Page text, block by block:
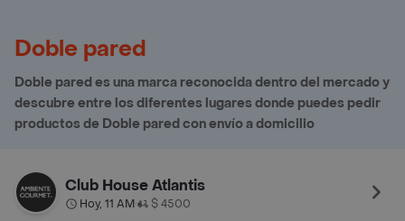
Doble pared
Doble pared es una marca reconocida dentro del mercado y
descubre entre los diferentes lugares donde puedes pedir
productos de Doble pared con envío a domicilio
Club House Atlantis
Hoy, 11 AM• $ 4500